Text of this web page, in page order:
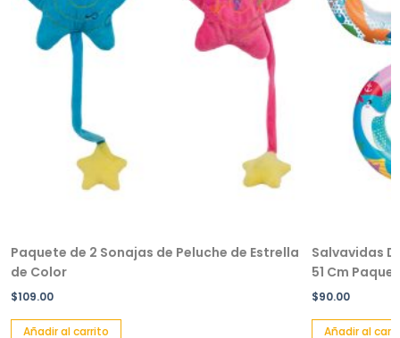
Paquete de 2 Sonajas de Peluche de Estrella
de Color
$109.00
Añadir al carrito
Salvavidas
51 Cm
$90.00
Añadir al